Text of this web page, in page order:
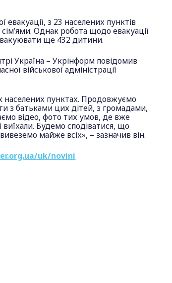
евакуації, з 23 населених пунктів
Однак робота щодо евакуації
ще 432 дитини.
Україна – Укрінформ повідомив
військової адміністрації
пунктах. Продовжуємо
з батьками цих дітей, з громадами,
відео, фото тих умов, де вже
виїхали. Будемо сподіватися, що
майже всіх», – зазначив він.
uk/novini